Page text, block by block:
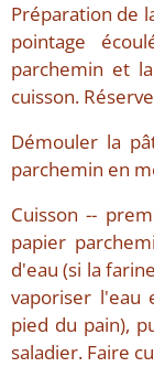
Préparation de
pointage
parchemin et
cuisson.
Démouler la
parchemin en
Cuisson --
papier
d'eau (si la
vaporiser l'eau
pied du pain),
saladier. Faire